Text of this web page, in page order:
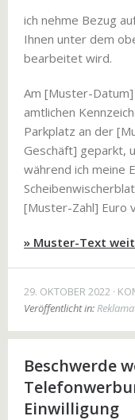
ich nehme Bezug
Ihnen unter dem
bearbeitet wird.
Am [Muster-
amtlichen
Parkplatz an der
Geschäft] geparkt,
während ich meine
[Muster-Zahl] Euro
» Muster-Text
29. OKTOBER 2022
Veröffentlicht in:
Beschwerde
Einwilligung